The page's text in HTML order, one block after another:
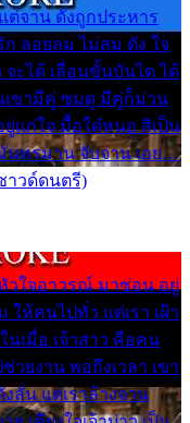
ต่จาน ดั่งถูกประหาร
ลอยลม ไม่สม ดัง ใจ
ะได้ เลื่อนขั้นบันได ได้
เขามีคู่ ซมดู มีคู่ก็ม่วน
แก่ใจ มื้อใด๋หนอ สิเป็น
นทรมาน จับจาน เอย…
าวด์ดนตรี)
วใจอาวรณ์ มาซ่อน อยู่
ให้คนไปทั่ว แต่เรา เฝ้า
นเมื่อ เจ้าสาว คือคน
วยงาน พอถึงเวลา เขา
ลั่น แต่เราล้างจาน